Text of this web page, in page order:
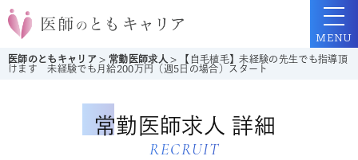
医師のともキャリア >常勤医師求人 >
【自毛植毛】未経験の先生でも指導頂
けます 未経験でも月給200万円（週5日の場合）スタート
MENU
常勤医師求人 詳細
RECRUIT